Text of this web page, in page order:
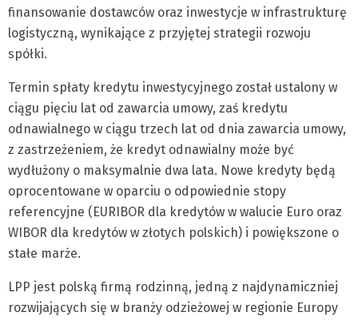
finansowanie dostawców oraz inwestycje w infrastrukturę
logistyczną, wynikające z przyjętej strategii rozwoju
spółki.
Termin spłaty kredytu inwestycyjnego został ustalony w
ciągu pięciu lat od zawarcia umowy, zaś kredytu
odnawialnego w ciągu trzech lat od dnia zawarcia umowy,
z zastrzeżeniem, że kredyt odnawialny może być
wydłużony o maksymalnie dwa lata. Nowe kredyty będą
oprocentowane w oparciu o odpowiednie stopy
referencyjne (EURIBOR dla kredytów w walucie Euro oraz
WIBOR dla kredytów w złotych polskich) i powiększone o
stałe marże.
LPP jest polską firmą rodzinną, jedną z najdynamiczniej
rozwijających się w branży odzieżowej w regionie Europy